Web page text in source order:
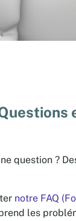
question ?
notre FAQ
les